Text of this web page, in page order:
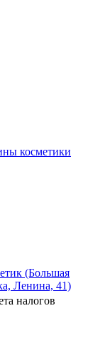
косметики
(Большая
Ленина, 41)
налогов